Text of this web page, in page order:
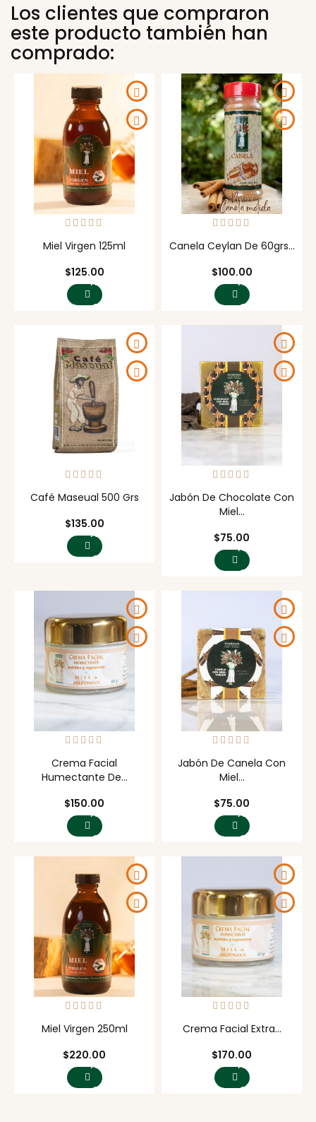
Los clientes que compraron
este producto también han
comprado:
Miel Virgen 125ml
Precio
$125.00
AGREGAR
CARRITO
Canela Ceylan De 60grs...
Precio
$100.00
AGREGAR
CARRITO
Café Maseual 500 Grs
Precio
$135.00
AGREGAR
CARRITO
Jabón De Chocolate Con
Miel...
Precio
$75.00
AGREGAR
CARRITO
Crema Facial
Humectante De...
Precio
$150.00
AGREGAR
CARRITO
Jabón De Canela Con
Miel...
Precio
$75.00
AGREGAR
CARRITO
Miel Virgen 250ml
Precio
$220.00
AGREGAR
CARRITO
Crema Facial Extra...
Precio
$170.00
AGREGAR
CARRITO